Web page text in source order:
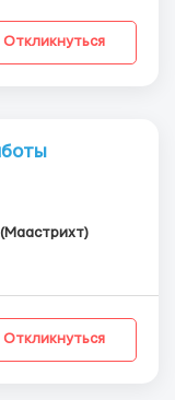
Откликнуться
Откликнуться